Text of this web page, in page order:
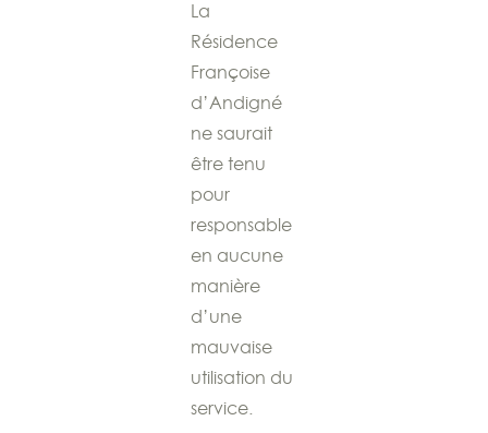
La
Résidence
Françoise
d’Andigné
ne saurait
être tenu
pour
responsable
en aucune
manière
d’une
mauvaise
utilisation du
service.